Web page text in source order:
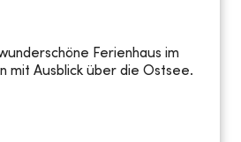
Ferienhaus im
mit Ausblick über die Ostsee.